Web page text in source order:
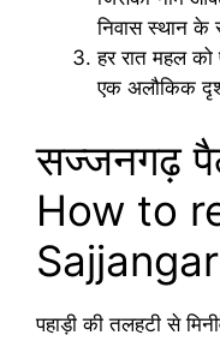
निवास स्थान के
हर रात महल को
एक अलौकिक
सज्जनगढ़
How to
पहाड़ी की तलहटी से